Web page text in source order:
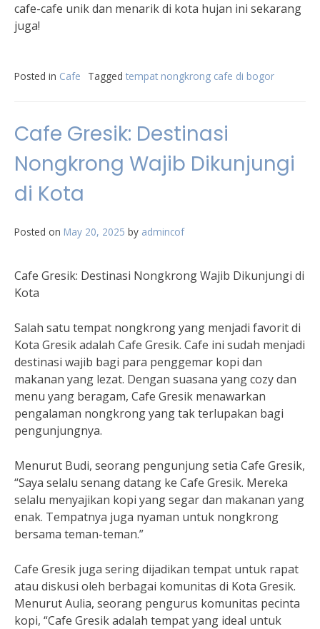
cafe-cafe unik dan menarik di kota hujan ini sekarang
juga!
Posted in Cafe Tagged tempat nongkrong cafe di bogor
Cafe Gresik: Destinasi
Nongkrong Wajib Dikunjungi
di Kota
Posted on May 20, 2025 by admincof
Cafe Gresik: Destinasi Nongkrong Wajib Dikunjungi di
Kota
Salah satu tempat nongkrong yang menjadi favorit di
Kota Gresik adalah Cafe Gresik. Cafe ini sudah menjadi
destinasi wajib bagi para penggemar kopi dan
makanan yang lezat. Dengan suasana yang cozy dan
menu yang beragam, Cafe Gresik menawarkan
pengalaman nongkrong yang tak terlupakan bagi
pengunjungnya.
Menurut Budi, seorang pengunjung setia Cafe Gresik,
“Saya selalu senang datang ke Cafe Gresik. Mereka
selalu menyajikan kopi yang segar dan makanan yang
enak. Tempatnya juga nyaman untuk nongkrong
bersama teman-teman.”
Cafe Gresik juga sering dijadikan tempat untuk rapat
atau diskusi oleh berbagai komunitas di Kota Gresik.
Menurut Aulia, seorang pengurus komunitas pecinta
kopi, “Cafe Gresik adalah tempat yang ideal untuk